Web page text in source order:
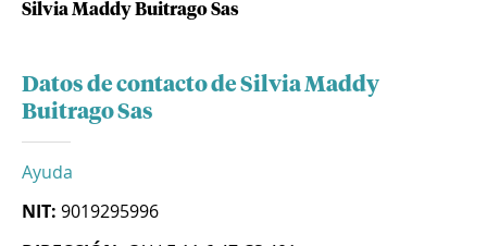
Silvia Maddy Buitrago Sas
Datos de contacto de Silvia Maddy
Buitrago Sas
Ayuda
NIT: 9019295996